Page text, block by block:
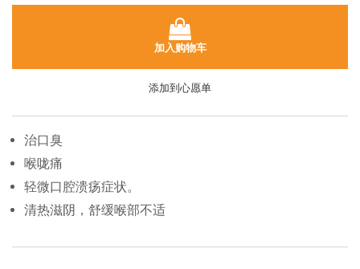
加入购物车
添加到心愿单
治口臭
喉咙痛
轻微口腔溃疡症状。
清热滋阴，舒缓喉部不适